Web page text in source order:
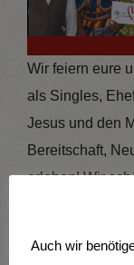
Wir feiern eure
als Singles,
Jesus und den
Bereitschaft,
erleben! Wir
Share via:
Auch wir